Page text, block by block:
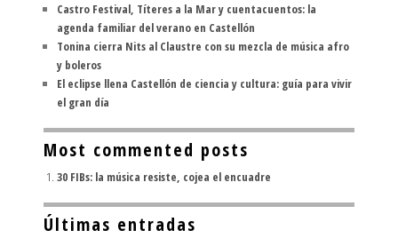
Castro Festival, Títeres a la Mar y cuentacuentos: la
agenda familiar del verano en Castellón
Tonina cierra Nits al Claustre con su mezcla de música afro
y boleros
El eclipse llena Castellón de ciencia y cultura: guía para vivir
el gran día
Most commented posts
30 FIBs: la música resiste, cojea el encuadre
Últimas entradas